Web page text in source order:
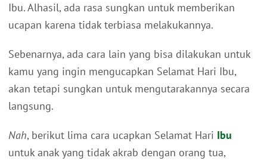
Ibu. Alhasil, ada rasa sungkan untuk memberikan
ucapan karena tidak terbiasa melakukannya.
Sebenarnya, ada cara lain yang bisa dilakukan untuk
kamu yang ingin mengucapkan Selamat Hari Ibu,
akan tetapi sungkan untuk mengutarakannya secara
langsung.
Nah, berikut lima cara ucapkan Selamat Hari Ibu
untuk anak yang tidak akrab dengan orang tua,